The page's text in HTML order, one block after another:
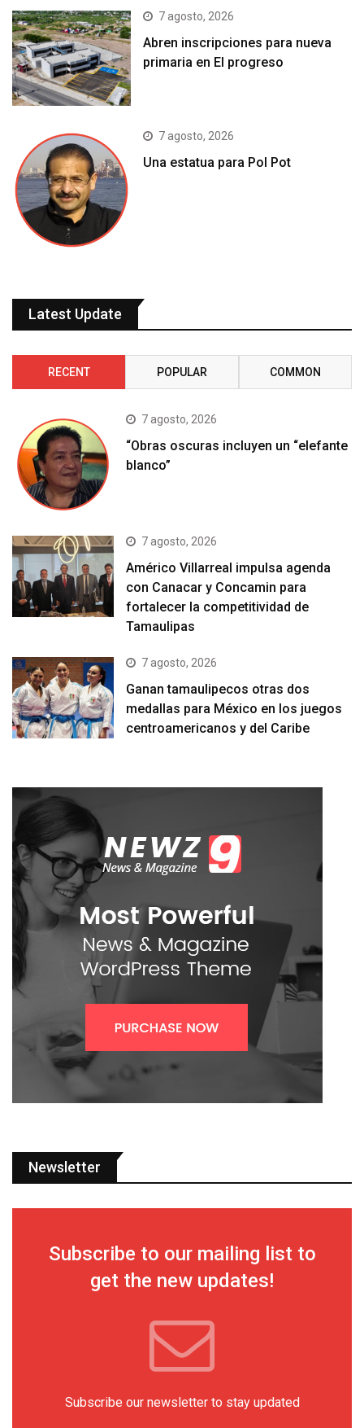
7 agosto, 2026
Abren inscripciones para nueva
primaria en El progreso
7 agosto, 2026
Una estatua para Pol Pot
Latest Update
RECENT POPULAR COMMON
7 agosto, 2026
“Obras oscuras incluyen un “elefante
blanco”
7 agosto, 2026
Américo Villarreal impulsa agenda
con Canacar y Concamin para
fortalecer la competitividad de
Tamaulipas
7 agosto, 2026
Ganan tamaulipecos otras dos
medallas para México en los juegos
centroamericanos y del Caribe
Newsletter
Subscribe to our mailing list to
get the new updates!
Subscribe our newsletter to stay updated